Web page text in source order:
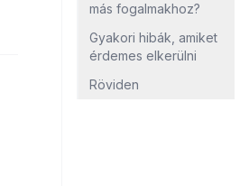
más fogalmakhoz?
Gyakori hibák, amiket
érdemes elkerülni
Röviden